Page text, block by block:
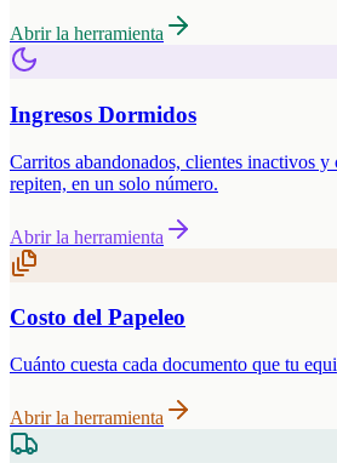
Abrir la herramienta
Ingresos Dormidos
Carritos abandonados, clientes inactivos y
repiten, en un solo número.
Abrir la herramienta
Costo del Papeleo
Cuánto cuesta cada documento que tu
Abrir la herramienta